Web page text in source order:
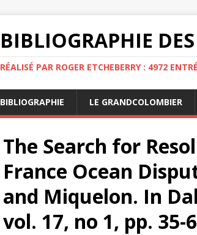
BIBLIOGRAPHIE
RÉALISÉ PAR ROGER ETCHEBERRY : 4972
BIBLIOGRAPHIE LE GRANDCOLOMBIER
The Search for
France Ocean
and Miquelon. In
vol. 17, no 1, pp. 35-